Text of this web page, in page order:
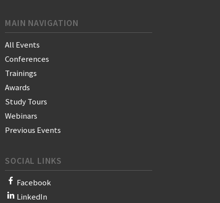
MAIN NAVIGATION
All Events
Conferences
Trainings
Awards
Study Tours
Webinars
Previous Events
SOCIAL LINKS
Facebook
LinkedIn